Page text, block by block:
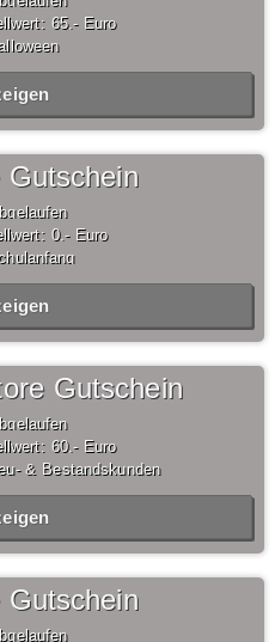
65,- Euro
0,- Euro
Gutschein
60,- Euro
& Bestandskunden